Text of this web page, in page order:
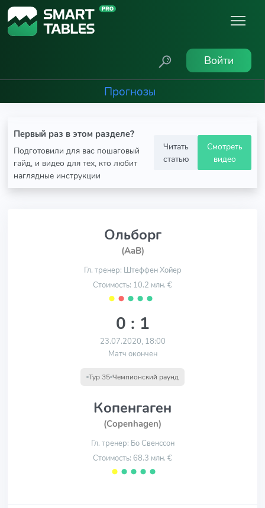
Войти
Прогнозы
Первый раз в этом разделе?
Подготовили для вас пошаговый
гайд, и видео для тех, кто любит
наглядные инструкции
Читать
статью
Смотреть
видео
Ольборг
(AaB)
Гл. тренер: Штеффен Хойер
Стоимость: 10.2 млн. €
⬤ ⬤ ⬤ ⬤ ⬤
0 : 1
23.07.2020, 18:00
Матч окончен
Тур 35 Чемпионский раунд
Копенгаген
(Copenhagen)
Гл. тренер: Бо Свенссон
Стоимость: 68.3 млн. €
⬤ ⬤ ⬤ ⬤ ⬤